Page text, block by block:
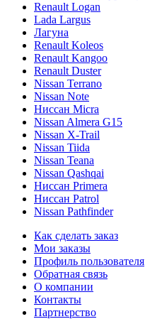
Renault Logan
Lada Largus
Лагуна
Renault Koleos
Renault Kangoo
Renault Duster
Nissan Terrano
Nissan Note
Ниссан Micra
Nissan Almera G15
Nissan X-Trail
Nissan Tiida
Nissan Teana
Nissan Qashqai
Ниссан Primera
Ниссан Patrol
Nissan Pathfinder
Как сделать заказ
Мои заказы
Профиль пользователя
Обратная связь
О компании
Контакты
Партнерство